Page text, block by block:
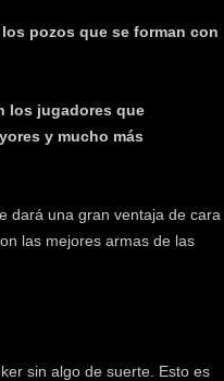
pozos que se forman con
los jugadores que
y mucho más
dará una gran ventaja de cara
las mejores armas de las
sin algo de suerte. Esto es